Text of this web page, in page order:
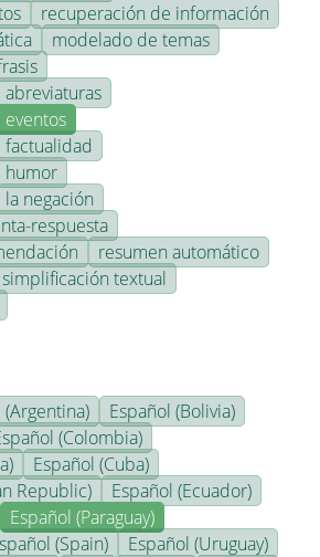
recuperación de información
modelado de temas
humor
negación
respuesta
resumen automático
simplificación textual
(Argentina)
Español (Bolivia)
(Colombia)
Español (Cuba)
Republic)
Español (Ecuador)
Español (Paraguay)
(Spain)
Español (Uruguay)